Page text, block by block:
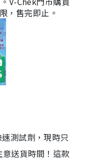
，售完即止。
測試劑，現時只
送貨時間！這款